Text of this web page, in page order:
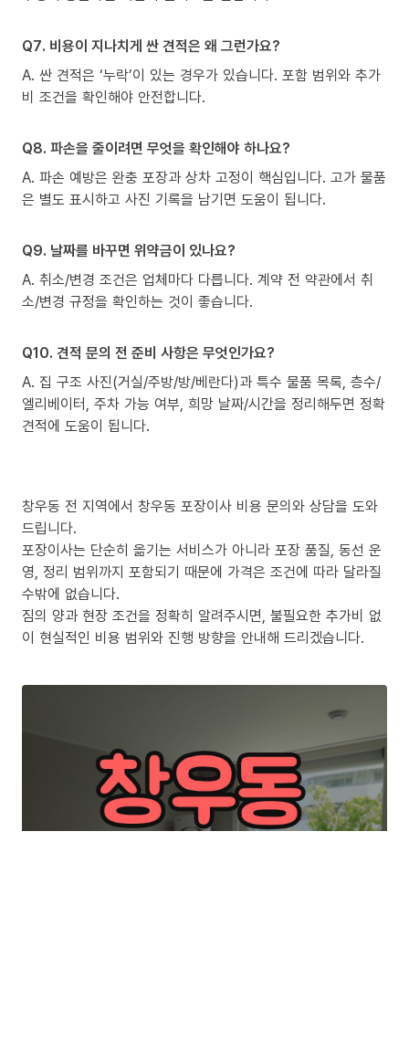
Q7. 비용이 지나치게 싼 견적은 왜 그런가요?
A. 싼 견적은 ‘누락’이 있는 경우가 있습니다. 포함 범위와 추가
비 조건을 확인해야 안전합니다.
Q8. 파손을 줄이려면 무엇을 확인해야 하나요?
A. 파손 예방은 완충 포장과 상차 고정이 핵심입니다. 고가 물품
은 별도 표시하고 사진 기록을 남기면 도움이 됩니다.
Q9. 날짜를 바꾸면 위약금이 있나요?
A. 취소/변경 조건은 업체마다 다릅니다. 계약 전 약관에서 취
소/변경 규정을 확인하는 것이 좋습니다.
Q10. 견적 문의 전 준비 사항은 무엇인가요?
A. 집 구조 사진(거실/주방/방/베란다)과 특수 물품 목록, 층수/
엘리베이터, 주차 가능 여부, 희망 날짜/시간을 정리해두면 정확
견적에 도움이 됩니다.
창우동 전 지역에서 창우동 포장이사 비용 문의와 상담을 도와
드립니다.
포장이사는 단순히 옮기는 서비스가 아니라 포장 품질, 동선 운
영, 정리 범위까지 포함되기 때문에 가격은 조건에 따라 달라질
수밖에 없습니다.
짐의 양과 현장 조건을 정확히 알려주시면, 불필요한 추가비 없
이 현실적인 비용 범위와 진행 방향을 안내해 드리겠습니다.